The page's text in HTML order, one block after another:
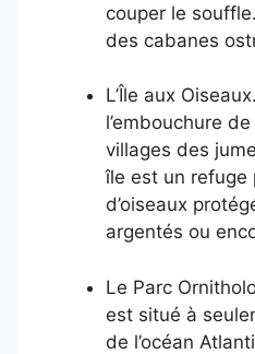
couper le
des cabanes
L’Île aux
l’embouchure de
villages des
île est un refuge
d’oiseaux
argentés ou
Le Parc
est situé à
de l’océan